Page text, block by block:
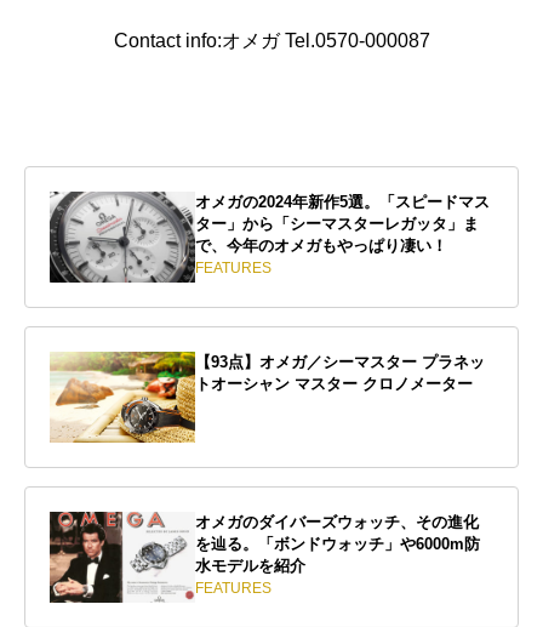
Contact info:オメガ Tel.0570-000087
オメガの2024年新作5選。「スピードマス
ター」から「シーマスターレガッタ」ま
で、今年のオメガもやっぱり凄い！
FEATURES
【93点】オメガ／シーマスター プラネッ
トオーシャン マスター クロノメーター
オメガのダイバーズウォッチ、その進化
を辿る。「ボンドウォッチ」や6000m防
水モデルを紹介
FEATURES